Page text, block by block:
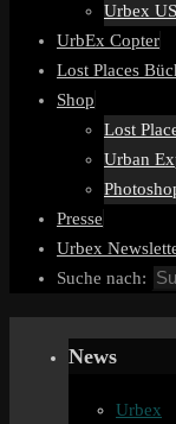
Urbex
UrbEx Copter
Lost Places
Shop
Lost
Urban
Presse
Urbex
Suche nach:
News
Urbex